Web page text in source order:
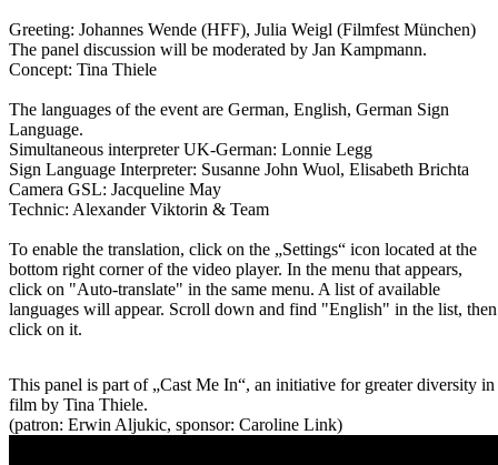
Greeting: Johannes Wende (HFF), Julia Weigl (Filmfest München)
The panel discussion will be moderated by Jan Kampmann.
Concept: Tina Thiele
The languages of the event are German, English, German Sign
Language.
Simultaneous interpreter UK-German: Lonnie Legg
Sign Language Interpreter: Susanne John Wuol, Elisabeth Brichta
Camera GSL: Jacqueline May
Technic: Alexander Viktorin & Team
To enable the translation, click on the „Settings“ icon located at the
bottom right corner of the video player. In the menu that appears,
click on "Auto-translate" in the same menu. A list of available
languages will appear. Scroll down and find "English" in the list, then
click on it.
This panel is part of „Cast Me In“, an initiative for greater diversity in
film by Tina Thiele.
(patron: Erwin Aljukic, sponsor: Caroline Link)